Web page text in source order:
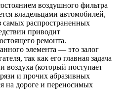
воздушного фильтра
владельцами автомобилей,
самых распространенных
приводит
ремонта.
элемента — это залог
так как его главная задача
воздуха (который поступает
и прочих абразивных
на дороге и переносимых